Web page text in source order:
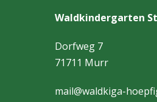
Waldkindergarten
Dorfweg 7
71711 Murr
mail@waldkiga-